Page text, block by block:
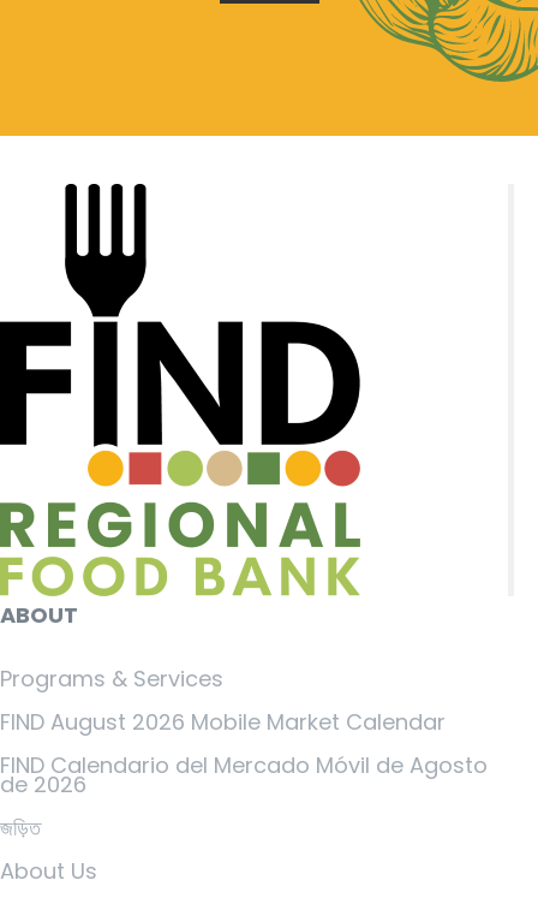
ABOUT
Programs & Services
FIND August 2026 Mobile Market Calendar
FIND Calendario del Mercado Móvil de Agosto
de 2026
জড়িত
About Us